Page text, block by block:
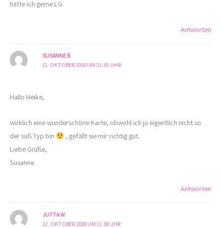
hätte ich gerne.LG.
Antworten
SUSANNE B.
11. OKTOBER 2018 UM 21:35 UHR
Hallo Heike,
wirklich eine wunderschöne Karte, obwohl ich ja eigentlich nicht so
der süß Typ bin
, gefällt sie mir richtig gut.
Liebe Grüße,
Susanne
Antworten
JUTTA W.
12. OKTOBER 2018 UM 11:38 UHR